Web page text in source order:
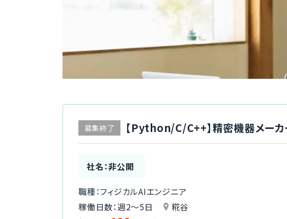
募集終了 【Python/C/C++】精密機器メー
社名：非公開
職種：フィジカルAIエンジニア
稼働日数：週2〜5日
糀谷